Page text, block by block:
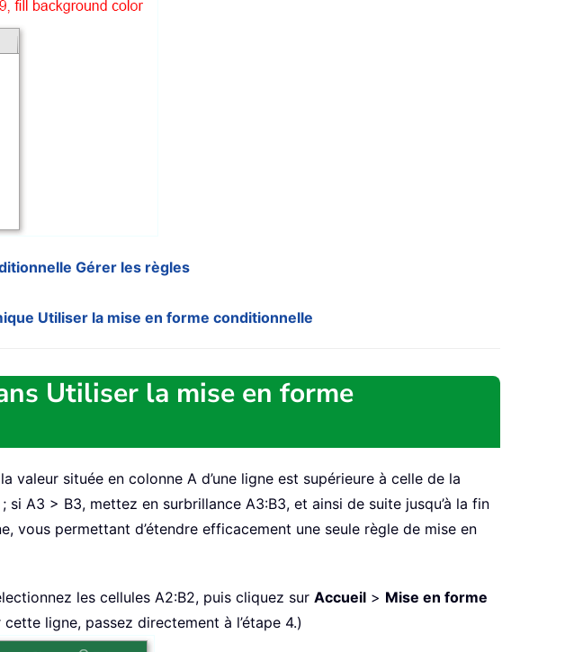
Gérer les règles
Utiliser la mise en forme conditionnelle
Utiliser la mise en forme
située en colonne A d’une ligne est supérieure à celle de la
A3 > B3, mettez en surbrillance A3:B3, et ainsi de suite jusqu’à la fin
permettant d’étendre efficacement une seule règle de mise en
les cellules A2:B2, puis cliquez sur Accueil > Mise en forme
ligne, passez directement à l’étape 4.)